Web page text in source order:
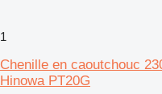
1
Chenille en caoutchouc
Hinowa PT20G